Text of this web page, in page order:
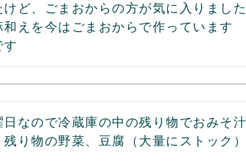
ど、ごまおからの方が気に入りました
えを今はごまおからで作っています
す
なので冷蔵庫の中の残り物でおみそ
り物の野菜、豆腐（大量にストック